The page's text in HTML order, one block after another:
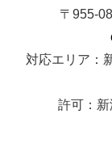
〒955-
対応エリア：
許可：